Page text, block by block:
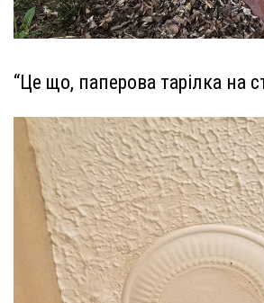
“Це що, паперова тарілка на